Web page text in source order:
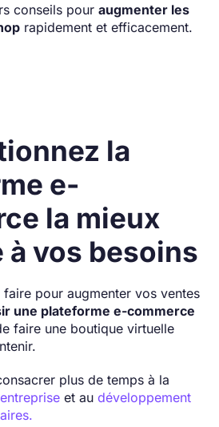
conseils pour augmenter les
rapidement et efficacement.
la
e-
la mieux
à vos besoins
pour augmenter vos ventes
une plateforme e-commerce
faire une boutique virtuelle
plus de temps à la
et au développement